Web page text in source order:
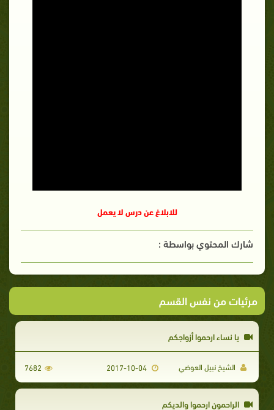
للابلاغ عن درس لا يعمل
شارك المحتوي بواسطة :
مرئيات من نفس القسم
يا نساء ارحموا أزواجكم
الشيخ نبيل العوضي 7682
الراحمون ارحموا والديكم